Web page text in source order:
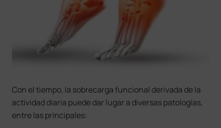
Con el tiempo, la sobrecarga funcional derivada de la
actividad diaria puede dar lugar a diversas patologías,
entre las principales: